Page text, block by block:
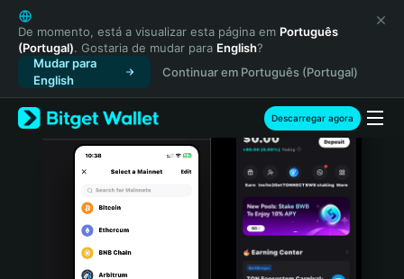
English
日本語
Tiếng Việt
Русский
Español (Latinoamérica)
Türkçe
Italiano
Português (Portugal)
Bahasa Indonesia
De momento, está a visualizar esta página em Português
(Portugal). Gostaria de mudar para English?
Mudar para
English
Continuar em Português (Portugal)
Descarregar agora